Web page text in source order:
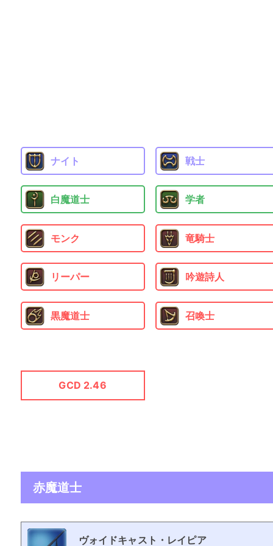
ナイト 戦士
白魔道士 学者
モンク 竜騎士
リーパー 吟遊詩人
黒魔道士 召喚士
GCD 2.46
赤魔道士
ヴォイドキャスト・レイピア